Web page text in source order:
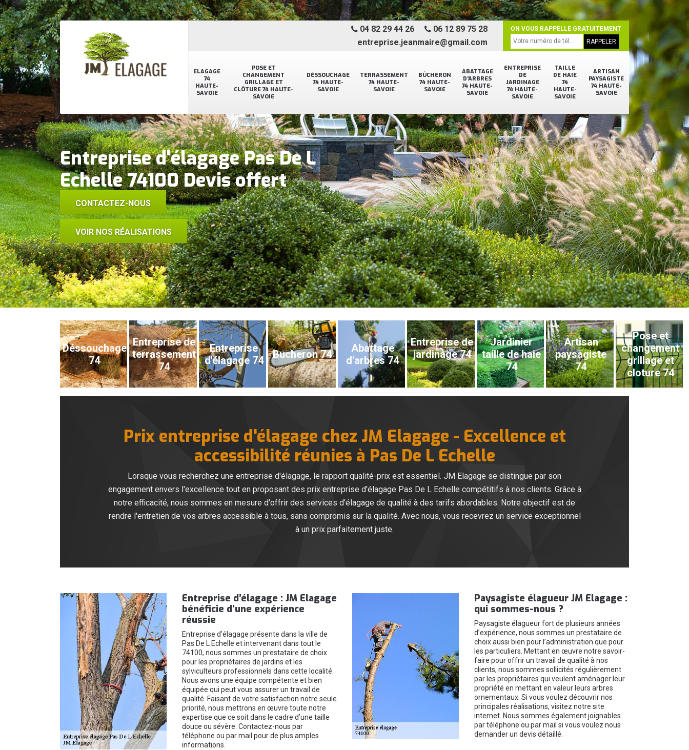
ELAGAGE
74
HAUTE-
SAVOIE
POSE ET
CHANGEMENT
GRILLAGE ET
CLÔTURE 74 HAUTE-
SAVOIE
DÉSSOUCHAGE
74 HAUTE-
SAVOIE
TERRASSEMENT
74 HAUTE-
SAVOIE
BÛCHERON
74 HAUTE-
SAVOIE
ABATTAGE
D'ARBRES
74 HAUTE-
SAVOIE
ENTREPRISE
DE
JARDINAGE
74 HAUTE-
SAVOIE
TAILLE
DE HAIE
74
HAUTE-
SAVOIE
ARTISAN
PAYSAGISTE
74 HAUTE-
SAVOIE
04 82 29 44 26
06 12 89 75 28
entreprise.jeanmaire@gmail.com
ON VOUS RAPPELLE GRATUITEMENT
Entreprise d'élagage Pas De L
Echelle 74100 Devis offert
CONTACTEZ-NOUS
VOIR NOS RÉALISATIONS
Déssouchage
74
Entreprise de
terrassement
74
Entreprise
d'élagage 74
Bucheron 74
Abattage
d'arbres 74
Entreprise de
jardinage 74
Jardinier
taille de haie
74
Artisan
paysagiste
74
Pose et
changement
grillage et
cloture 74
Prix entreprise d'élagage chez JM Elagage - Excellence et
accessibilité réunies à Pas De L Echelle
Lorsque vous recherchez une entreprise d'élagage, le rapport qualité-prix est essentiel. JM Elagage se distingue par son
engagement envers l'excellence tout en proposant des prix entreprise d'élagage Pas De L Echelle compétitifs à nos clients. Grâce à
notre efficacité, nous sommes en mesure d'offrir des services d'élagage de qualité à des tarifs abordables. Notre objectif est de
rendre l'entretien de vos arbres accessible à tous, sans compromis sur la qualité. Avec nous, vous recevrez un service exceptionnel
à un prix parfaitement juste.
Entreprise d’élagage : JM Elagage
bénéficie d’une expérience
réussie
Entreprise d’élagage présente dans la ville de
Pas De L Echelle et intervenant dans tout le
74100, nous sommes un prestataire de choix
pour les propriétaires de jardins et les
sylviculteurs professionnels dans cette localité.
Nous avons une équipe compétente et bien
équipée qui peut vous assurer un travail de
qualité. Faisant de votre satisfaction notre seule
priorité, nous mettrons en œuvre toute notre
expertise que ce soit dans le cadre d’une taille
douce ou sévère. Contactez-nous par
téléphone ou par mail pour de plus amples
informations.
Paysagiste élagueur JM Elagage :
qui sommes-nous ?
Paysagiste élagueur fort de plusieurs années
d’expérience, nous sommes un prestataire de
choix aussi bien pour l’administration que pour
les particuliers. Mettant en œuvre notre savoir-
faire pour offrir un travail de qualité à nos
clients, nous sommes sollicités régulièrement
par les propriétaires qui veulent aménager leur
propriété en mettant en valeur leurs arbres
ornementaux. Si vous voulez découvrir nos
principales réalisations, visitez notre site
internet. Nous sommes également joignables
par téléphone ou par mail si vous voulez nous
demander un devis détaillé.